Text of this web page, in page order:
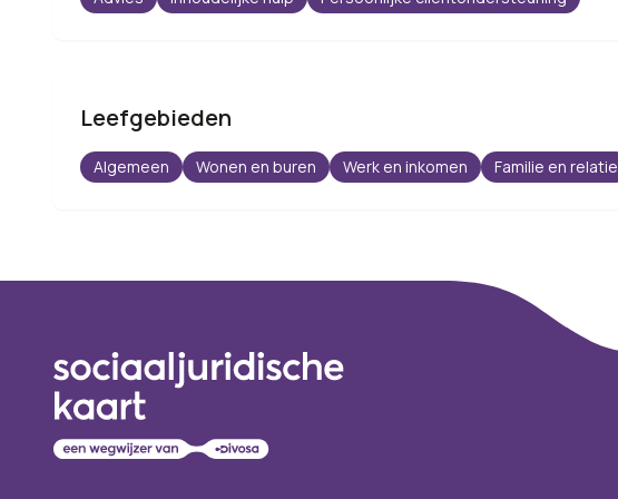
Leefgebieden
Algemeen Wonen en buren Werk en inkomen Familie en relatie